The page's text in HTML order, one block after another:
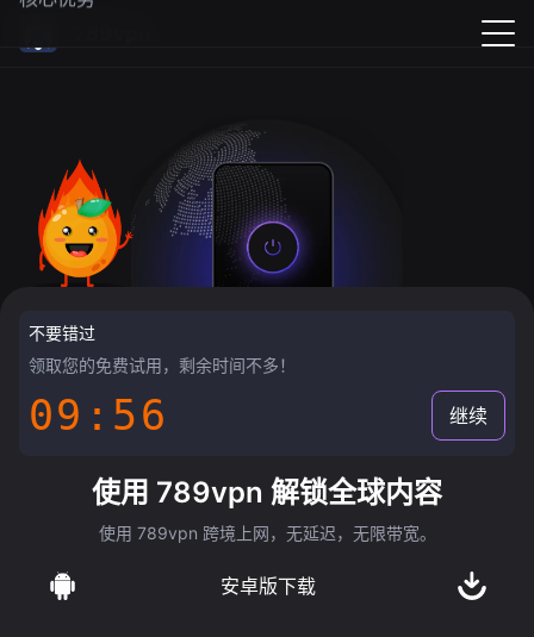
不要错过
领取您的免费试用，剩余时间不多！
09:55 继续
使用 789vpn 解锁全球内容
使用 789vpn 跨境上网，无延迟，无限带宽。
安卓版下载